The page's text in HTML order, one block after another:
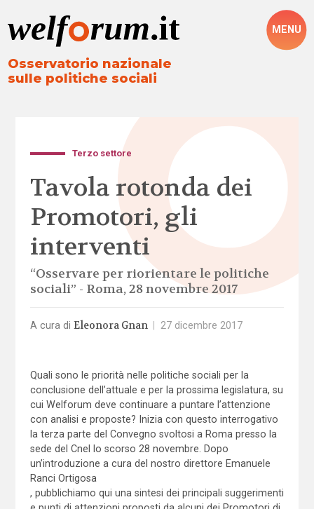
Osservatorio nazionale
sulle politiche sociali
MENU
Terzo settore
Tavola rotonda dei
Promotori, gli
interventi
“Osservare per riorientare le politiche
sociali” - Roma, 28 novembre 2017
A cura di Eleonora Gnan 27 dicembre 2017
Quali sono le priorità nelle politiche sociali per la
conclusione dell’attuale e per la prossima legislatura, su
cui Welforum deve continuare a puntare l’attenzione
con analisi e proposte? Inizia con questo interrogativo
la terza parte del Convegno svoltosi a Roma presso la
sede del Cnel lo scorso 28 novembre. Dopo
un’introduzione a cura del nostro direttore Emanuele
Ranci Ortigosa
, pubblichiamo qui una sintesi dei principali suggerimenti